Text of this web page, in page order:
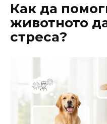
Как да
животното
стреса?